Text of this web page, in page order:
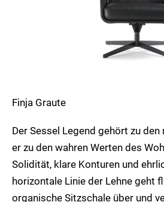
Finja Graute
Der Sessel Legend gehört zu den
er zu den wahren Werten des
Solidität, klare Konturen und
horizontale Linie der Lehne geht
organische Sitzschale über und